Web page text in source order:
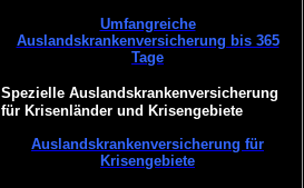
Umfangreiche
Auslandskrankenversicherung bis 365
Tage
Spezielle Auslandskrankenversicherung
für Krisenländer und Krisengebiete
Auslandskrankenversicherung für
Krisengebiete